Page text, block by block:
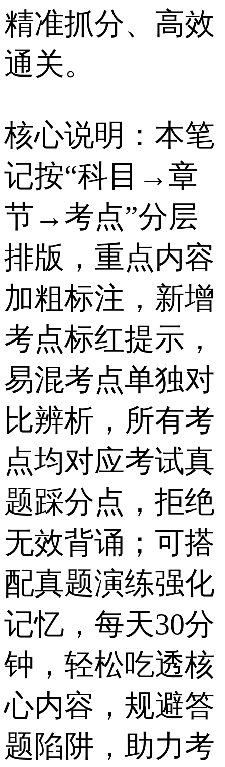
精准抓分、高效
通关。
核心说明：本笔
记按“科目→章
节→考点”分层
排版，重点内容
加粗标注，新增
考点标红提示，
易混考点单独对
比辨析，所有考
点均对应考试真
题踩分点，拒绝
无效背诵；可搭
配真题演练强化
记忆，每天30分
钟，轻松吃透核
心内容，规避答
题陷阱，助力考